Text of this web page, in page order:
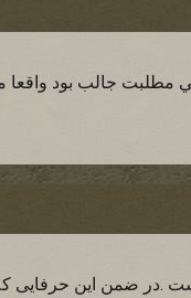
مطلبت جالب بود
.در ضمن اين حرفايی که